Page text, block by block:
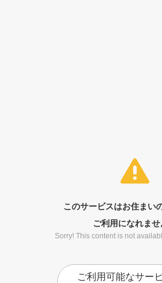
このサービスはお住まい
ご利用になれませ
Sorry! This content is not
ご利用可能なサー